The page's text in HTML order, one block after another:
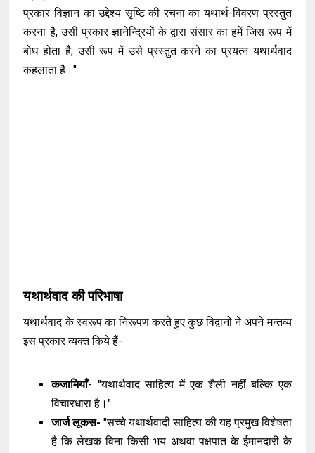
प्रकार विज्ञान का उद्देश्य सृष्टि की रचना का यथार्थ-विवरण प्रस्तुत
करना है, उसी प्रकार ज्ञानेन्द्रियों के द्वारा संसार का हमें जिस रूप में
बोध होता है; उसी रूप में उसे प्रस्तुत करने का प्रयत्न यथार्थवाद
कहलाता है।"
यथार्थवाद की परिभाषा
यथार्थवाद के स्वरूप का निरूपण करते हुए कुछ विद्वानों ने अपने मन्तव्य
इस प्रकार व्यक्त किये हैं-
कजामियाँ- "यथार्थवाद साहित्य में एक शैली नहीं बल्कि एक
विचारधारा है।"
जार्ज लूकस- "सच्चे यथार्थवादी साहित्य की यह प्रमुख विशेषता
है कि लेखक विना किसी भय अथवा पक्षपात के ईमानदारी के